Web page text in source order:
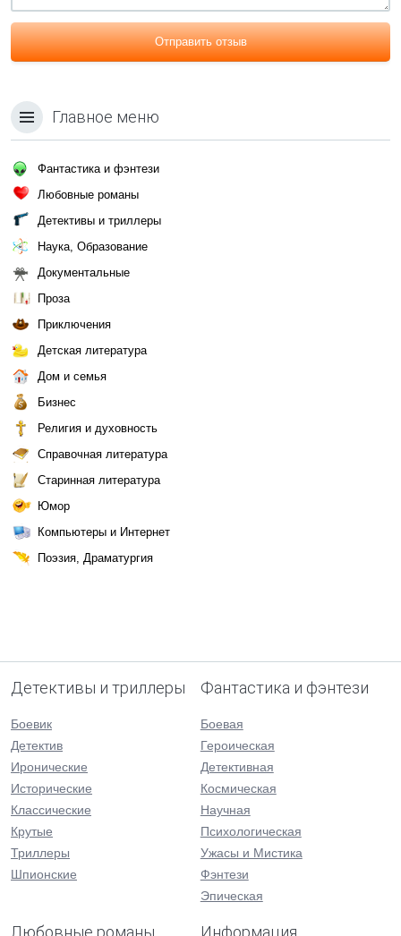
Отправить отзыв
Главное меню
Фантастика и фэнтези
Любовные романы
Детективы и триллеры
Наука, Образование
Документальные
Проза
Приключения
Детская литература
Дом и семья
Бизнес
Религия и духовность
Справочная литература
Старинная литература
Юмор
Компьютеры и Интернет
Поэзия, Драматургия
Детективы и триллеры
Боевик
Детектив
Иронические
Исторические
Классические
Крутые
Триллеры
Шпионские
Фантастика и фэнтези
Боевая
Героическая
Детективная
Космическая
Научная
Психологическая
Ужасы и Мистика
Фэнтези
Эпическая
Любовные романы Информация